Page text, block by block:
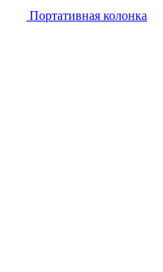
Портативная колонка